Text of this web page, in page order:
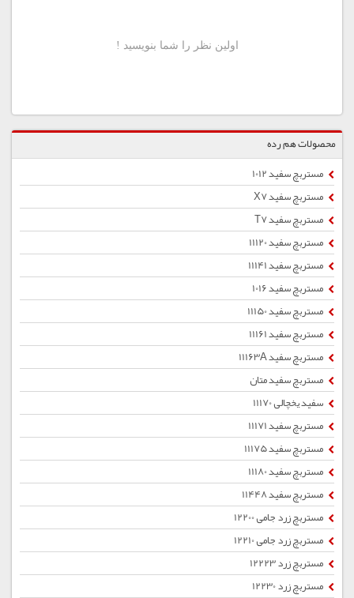
محصولات هم رده
مستربچ سفید 1012
مستربچ سفید X7
مستربچ سفید T7
مستربچ سفید 11120
مستربچ سفید 11141
مستربچ سفید 1016
مستربچ سفید 11150
مستربچ سفید 11161
مستربچ سفید 11163A
مستربچ سفید متان
سفید یخچالی 11170
مستربچ سفید 11171
مستربچ سفید 11175
مستربچ سفید 11180
مستربچ سفید 11448
مستربچ زرد جامی 12200
مستربچ زرد جامی 12210
مستربچ زرد 12223
مستربچ زرد 12230